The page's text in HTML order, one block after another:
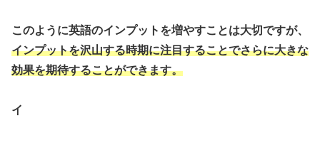
このように英語のインプットを増やすことは大切ですが、
インプットを沢山する時期に注目することでさらに大きな
効果を期待することができます。
イ